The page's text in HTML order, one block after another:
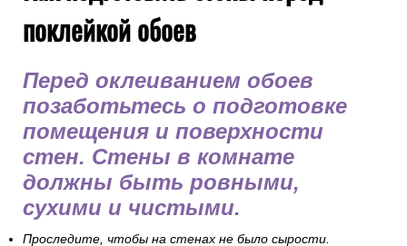
поклейкой обоев
Перед оклеиванием обоев
позаботьтесь о подготовке
помещения и поверхности
стен. Стены в комнате
должны быть ровными,
сухими и чистыми.
Проследите, чтобы на стенах не было сырости.